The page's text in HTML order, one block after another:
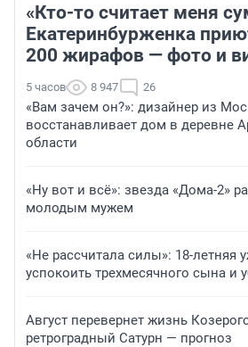
«Кто-то считает меня
Екатеринбурженка
200 жирафов — фото и
5 часов 8 947 26
«Вам зачем он?»: дизайнер из
восстанавливает дом в деревне
области
«Ну вот и всё»: звезда «Дома-2»
молодым мужем
«Не рассчитала силы»: 18-летняя
успокоить трехмесячного сына и
Август перевернет жизнь
ретроградный Сатурн — прогноз